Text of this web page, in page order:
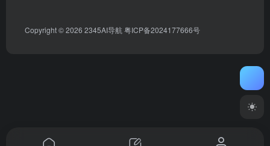
Copyright © 2026 2345AI导航 粤ICP备2024177666号